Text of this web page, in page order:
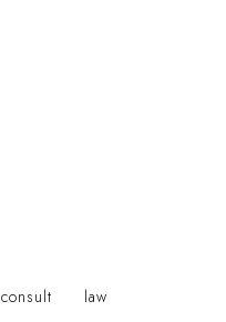
consult
law